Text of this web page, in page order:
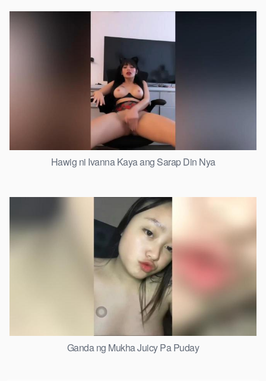
Hawig ni Ivanna Kaya ang Sarap Din Nya
Ganda ng Mukha Juicy Pa Puday